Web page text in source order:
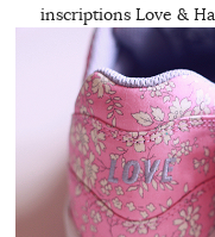
inscriptions Love &